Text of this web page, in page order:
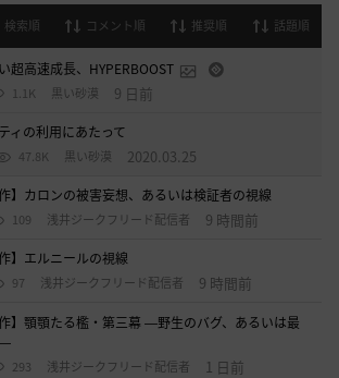
検索順 コメント順 推奨順 話題順
超高速成長、HYPERBOOST
1.1K 黒い砂漠 9 日前
ィの利用にあたって
47.8K 黒い砂漠 2020.03.25
作】カロンの被害妄想、あるいは検証者の視線
109 浅井ジークフリード配信者 9 時間前
作】エルニールの視線
97 浅井ジークフリード配信者 9 時間前
作】顎顎たる檻・第三幕 ―野生のバグ、あるいは最
―
293 浅井ジークフリード配信者 1 日前